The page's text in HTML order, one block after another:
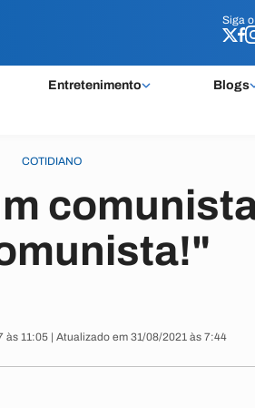
Siga o
Entretenimento Blogs
Siga o
COTIDIANO
às 11:05 | Atualizado em 31/08/2021 às 7:44